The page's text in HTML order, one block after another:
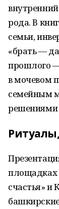
рода. В
семьи,
«брать —
прошлого
в мочевом
семейным
решениями
площадках
счастья» и